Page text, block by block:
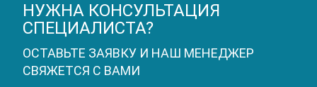
НУЖНА КОНСУЛЬТАЦИЯ
СПЕЦИАЛИСТА?
ОСТАВЬТЕ ЗАЯВКУ И НАШ МЕНЕДЖЕР
СВЯЖЕТСЯ С ВАМИ